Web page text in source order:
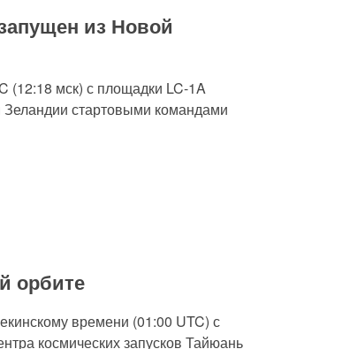
из Новой
(12:18 мск) с площадки LC-1A
стартовыми командами
орбите
времени (01:00 UTC) с
космических запусков Тайюань